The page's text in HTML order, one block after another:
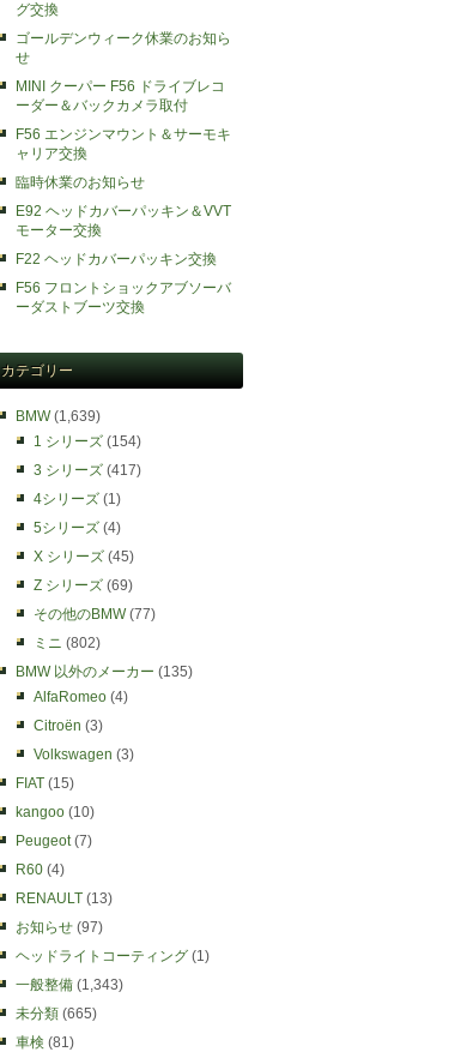
グ交換
ゴールデンウィーク休業のお知ら
せ
MINI クーパー F56 ドライブレコ
ーダー＆バックカメラ取付
F56 エンジンマウント＆サーモキ
ャリア交換
臨時休業のお知らせ
E92 ヘッドカバーパッキン＆VVT
モーター交換
F22 ヘッドカバーパッキン交換
F56 フロントショックアブソーバ
ーダストブーツ交換
カテゴリー
BMW(1,639)
1 シリーズ (154)
3 シリーズ (417)
4シリーズ (1)
5シリーズ (4)
X シリーズ (45)
Z シリーズ (69)
その他のBMW(77)
ミニ (802)
BMW 以外のメーカー (135)
AlfaRomeo (4)
Citroën (3)
Volkswagen (3)
FIAT (15)
kangoo (10)
Peugeot(7)
R60 (4)
RENAULT (13)
お知らせ (97)
ヘッドライトコーティング (1)
一般整備 (1,343)
未分類 (665)
車検 (81)